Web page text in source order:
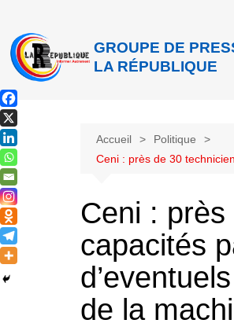
GROUPE DE
LA RÉPUBLIQUE
Accueil
Politique
Ceni : près de 30
Ceni :
capacités
de la